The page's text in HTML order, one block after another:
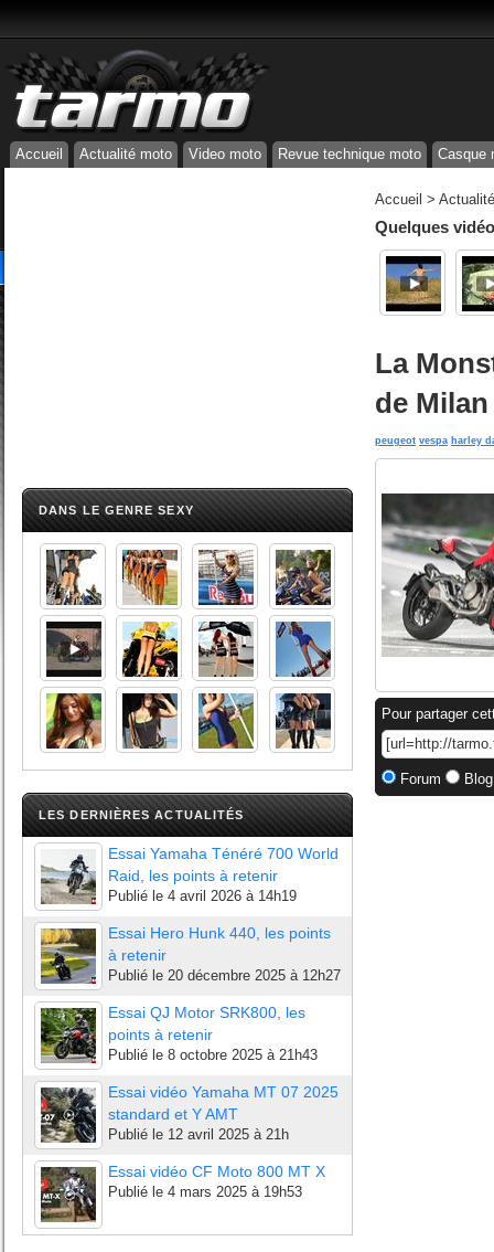
Accueil Actualité moto Video moto Revue technique moto Casque
DANS LE GENRE SEXY
LES DERNIÈRES ACTUALITÉS
Essai Yamaha Ténéré 700 World
Raid, les points à retenir
Publié le 4 avril 2026 à 14h19
Essai Hero Hunk 440, les points
à retenir
Publié le 20 décembre 2025 à 12h27
Essai QJ Motor SRK800, les
points à retenir
Publié le 8 octobre 2025 à 21h43
Essai vidéo Yamaha MT 07 2025
standard et Y AMT
Publié le 12 avril 2025 à 21h
Essai vidéo CF Moto 800 MT X
Publié le 4 mars 2025 à 19h53
Accueil >
Quelques
La
de Milan
peugeot vespa harley
Pour partager
Forum